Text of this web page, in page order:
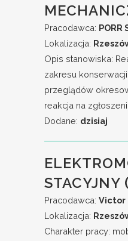
Pracodawca: PORR
Lokalizacja:
Opis stanowiska:
zakresu
przeglądów
reakcja na
Dodane: dzisiaj
Pracodawca: Victor
Lokalizacja:
Charakter pracy: